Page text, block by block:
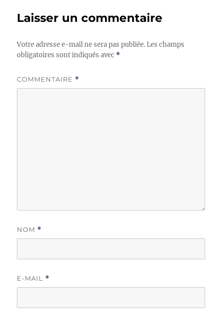
Laisser un commentaire
Votre adresse e-mail ne sera pas publiée. Les champs
obligatoires sont indiqués avec *
COMMENTAIRE *
NOM *
E-MAIL *